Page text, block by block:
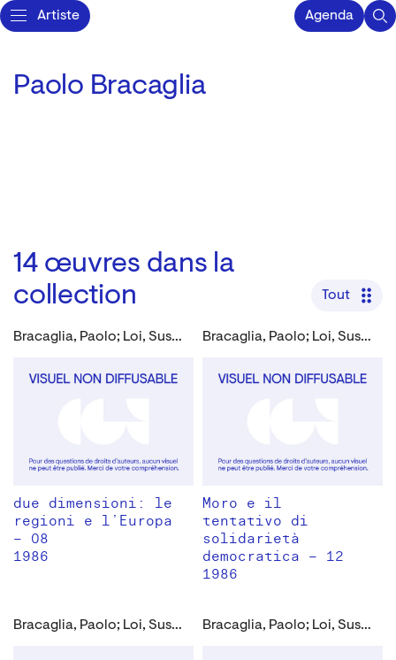
Artiste Agenda
Paolo Bracaglia
14 œuvres dans la
collection
Tout
Bracaglia, Paolo; Loi, Susanna; Montanucci, Giuseppe
due dimensioni: le
regioni e l’Europa
– 08
1986
Bracaglia, Paolo; Loi, Susanna; Montanucci, Giuseppe
Moro e il
tentativo di
solidarietà
democratica – 12
1986
Bracaglia, Paolo; Loi, Susanna; Montanucci, Giuseppe Bracaglia, Paolo; Loi, Susanna; Montanucci, Giuseppe